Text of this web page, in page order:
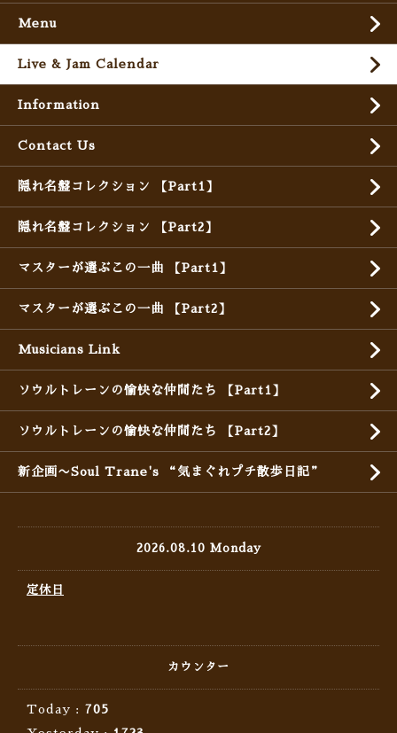
Menu
Live & Jam Calendar
Information
Contact Us
隠れ名盤コレクション 【Part1】
隠れ名盤コレクション 【Part2】
マスターが選ぶこの一曲 【Part1】
マスターが選ぶこの一曲 【Part2】
Musicians Link
ソウルトレーンの愉快な仲間たち 【Part1】
ソウルトレーンの愉快な仲間たち 【Part2】
新企画〜Soul Trane's “気まぐれプチ散歩日記”
2026.08.10 Monday
定休日
カウンター
Today : 705